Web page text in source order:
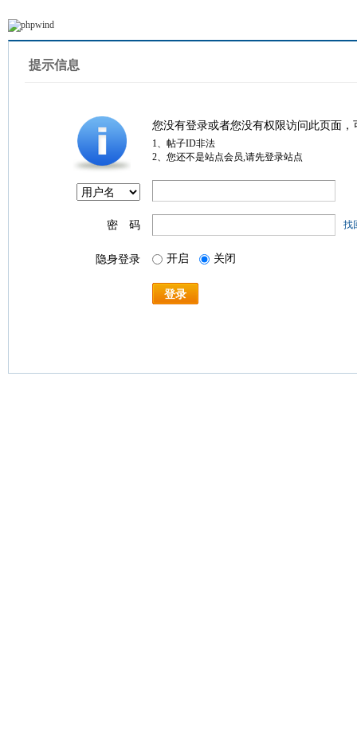
提示信息
您没有登录或者您没有权限访问此页面
1、帖子ID非法
2、您还不是站点会员,请先登录站点
密 码 找
隐身登录 开启 关闭
登录